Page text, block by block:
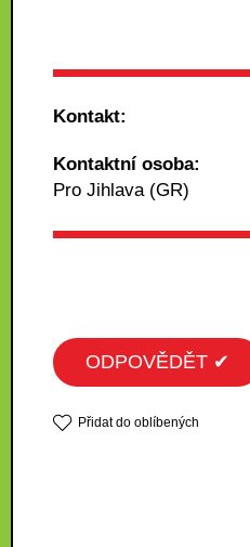
Kontakt:
Kontaktní osoba:
Pro Jihlava (GR)
ODPOVĚDĚT ✔
Přidat do oblíbených